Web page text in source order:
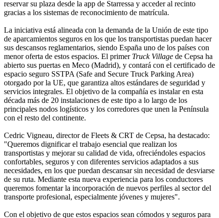
reservar su plaza desde la app de Starressa y acceder al recinto
gracias a los sistemas de reconocimiento de matrícula.
La iniciativa está alineada con la demanda de la Unión de este tipo
de aparcamientos seguros en los que los transportistas puedan hacer
sus descansos reglamentarios, siendo España uno de los países con
menor oferta de estos espacios. El primer Truck Village de Cepsa ha
abierto sus puertas en Meco (Madrid), y contará con el certificado de
espacio seguro SSTPA (Safe and Secure Truck Parking Area)
otorgado por la UE, que garantiza altos estándares de seguridad y
servicios integrales. El objetivo de la compañía es instalar en esta
década más de 20 instalaciones de este tipo a lo largo de los
principales nodos logísticos y los corredores que unen la Península
con el resto del continente.
Cedric Vigneau, director de Fleets & CRT de Cepsa, ha destacado:
"Queremos dignificar el trabajo esencial que realizan los
transportistas y mejorar su calidad de vida, ofreciéndoles espacios
confortables, seguros y con diferentes servicios adaptados a sus
necesidades, en los que puedan descansar sin necesidad de desviarse
de su ruta. Mediante esta nueva experiencia para los conductores
queremos fomentar la incorporación de nuevos perfiles al sector del
transporte profesional, especialmente jóvenes y mujeres".
Con el objetivo de que estos espacios sean cómodos y seguros para